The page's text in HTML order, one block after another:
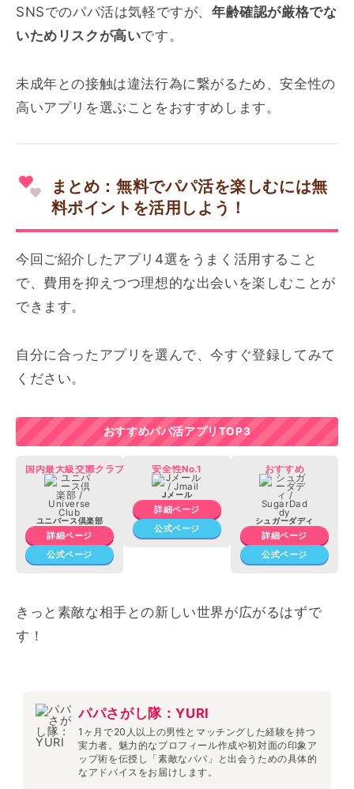
SNSでのパパ活は気軽ですが、 年齢確認が厳格でな
いためリスクが高いです。
未成年との接触は違法行為に繋がるため、安全性の
高いアプリを選ぶことをおすすめします。
まとめ：無料でパパ活を楽しむには無
料ポイントを活用しよう！
今回ご紹介したアプリ4選をうまく活用すること
で、費用を抑えつつ理想的な出会いを楽しむことが
できます。
自分に合ったアプリを選んで、今すぐ登録してみて
ください。
おすすめパパ活アプリTOP3
国内最大級交際クラブ
ユニバース倶楽部
詳細ページ
公式ページ
安全性No.1
Jメール
詳細ページ
公式ページ
おすすめ
シュガーダディ
詳細ページ
公式ページ
きっと素敵な相手との新しい世界が広がるはずで
す！
パパさがし隊：YURI
1ヶ月で20人以上の男性とマッチングした経験を持つ
実力者。魅力的なプロフィール作成や初対面の印象ア
ップ術を伝授し「素敵なパパ」と出会うための具体的
なアドバイスをお届けします。